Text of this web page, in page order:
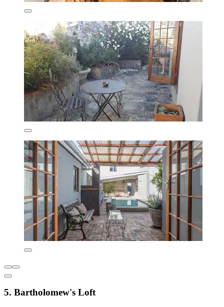
5. Bartholomew's Loft